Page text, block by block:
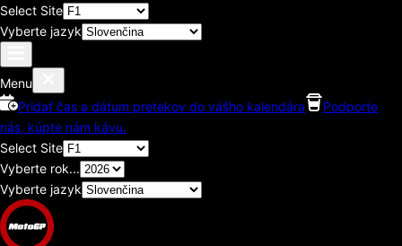
Select Site
Vyberte jazyk
Menu
Pridať čas a dátum pretekov do vášho kalendára
Podporte
nás, kúpte nám kávu.
Select Site
Vyberte rok...
Vyberte jazyk